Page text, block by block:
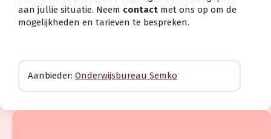
aan jullie situatie. Neem contact met ons op om de
mogelijkheden en tarieven te bespreken.
Aanbieder: Onderwijsbureau Semko